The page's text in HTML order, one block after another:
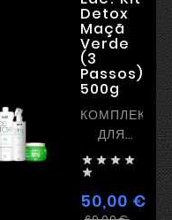
Detox
Maçã
Verde
(3
Passos)
500g
КОМПЛЕКТ
ДЛЯ
ОЧИЩЕНИЯ
КОЖИ
ГОЛОВЫ
И
   

50,00 €